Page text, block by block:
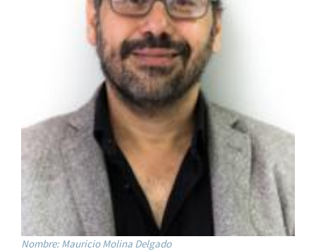
Nombre:Mauricio Molina Delgado